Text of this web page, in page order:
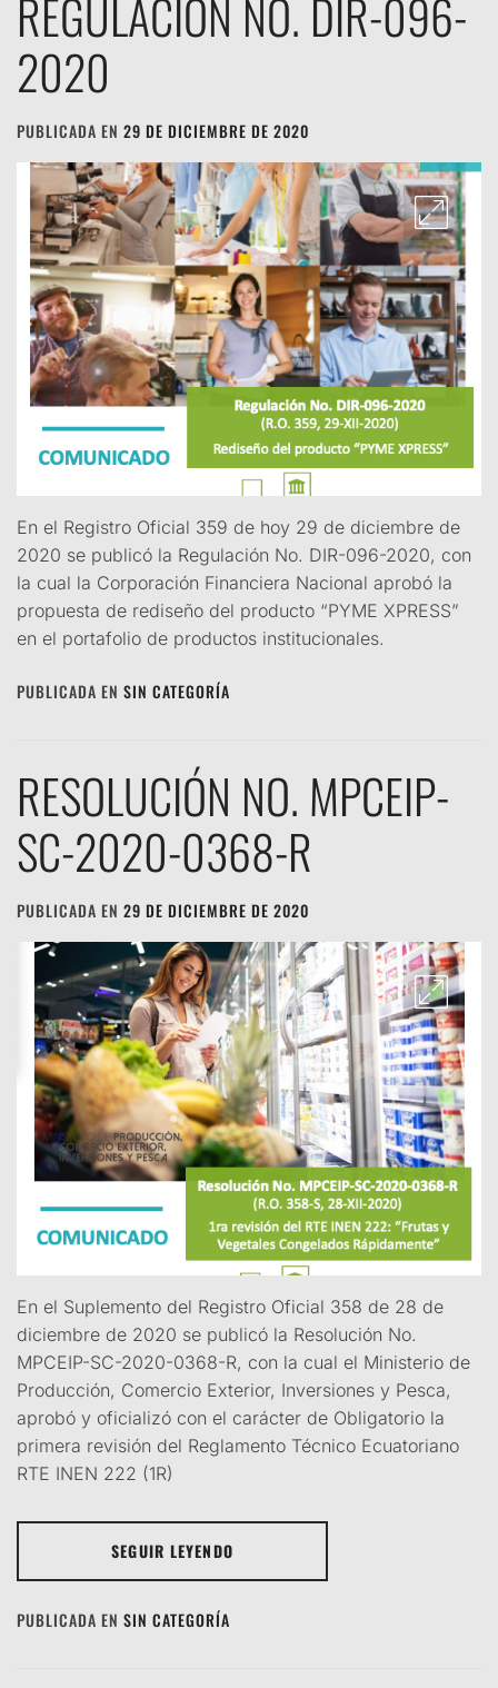
REGULACIÓN NO. DIR-096-
2020
PUBLICADA EN 29 DE DICIEMBRE DE 2020
En el Registro Oficial 359 de hoy 29 de diciembre de
2020 se publicó la Regulación No. DIR-096-2020, con
la cual la Corporación Financiera Nacional aprobó la
propuesta de rediseño del producto “PYME XPRESS”
en el portafolio de productos institucionales.
PUBLICADA EN SIN CATEGORÍA
RESOLUCIÓN NO. MPCEIP-
SC-2020-0368-R
PUBLICADA EN 29 DE DICIEMBRE DE 2020
En el Suplemento del Registro Oficial 358 de 28 de
diciembre de 2020 se publicó la Resolución No.
MPCEIP-SC-2020-0368-R, con la cual el Ministerio de
Producción, Comercio Exterior, Inversiones y Pesca,
aprobó y oficializó con el carácter de Obligatorio la
primera revisión del Reglamento Técnico Ecuatoriano
RTE INEN 222 (1R)
SEGUIR LEYENDO
PUBLICADA EN SIN CATEGORÍA